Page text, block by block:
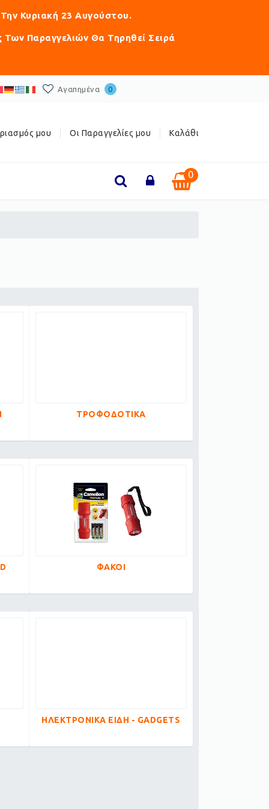
Κυριακή 23 Αυγούστου.
Παραγγελιών Θα Τηρηθεί Σειρά
Αγαπημένα 0
μου Οι Παραγγελίες μου Καλάθι
0
ΤΡΟΦΟΔΟΤΙΚΑ
ΦΑΚΟΙ
ΗΛΕΚΤΡΟΝΙΚΑ ΕΙΔΗ - GADGETS